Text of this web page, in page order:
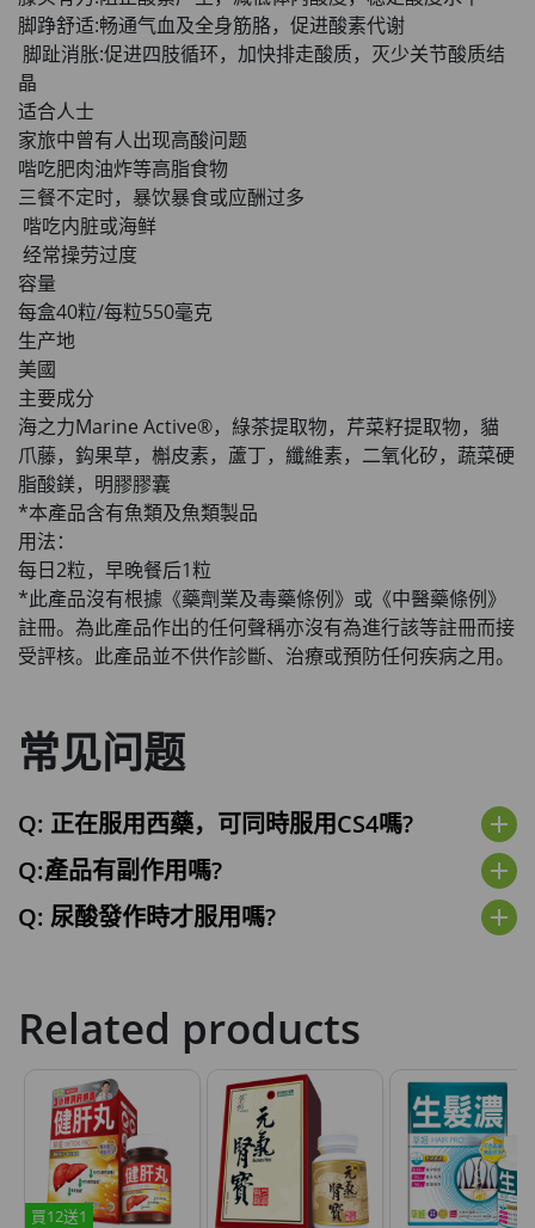
脚踭舒适:畅通气血及全身筋胳，促进酸素代谢
脚趾消胀:促进四肢循环，加快排走酸质，灭少关节酸质结
晶
适合人士
家旅中曾有人出现高酸问题
喈吃肥肉油炸等高脂食物
三餐不定时，暴饮暴食或应酬过多
喈吃内脏或海鲜
经常操劳过度
容量
每盒40粒/每粒550毫克
生产地
美國
主要成分
海之力Marine Active®，綠茶提取物，芹菜籽提取物，貓
爪藤，鈎果草，槲皮素，蘆丁，纖維素，二氧化矽，蔬菜硬
脂酸鎂，明膠膠囊
*本產品含有魚類及魚類製品
用法：
每日2粒，早晚餐后1粒
*此產品沒有根據《藥劑業及毒藥條例》或《中醫藥條例》
註冊。為此產品作出的任何聲稱亦沒有為進行該等註冊而接
受評核。此產品並不供作診斷、治療或預防任何疾病之用。
常见问题
Q: 正在服用西藥，可同時服用CS4嗎? add
Q:產品有副作用嗎? add
Q: 尿酸發作時才服用嗎? add
Related products
買12送1